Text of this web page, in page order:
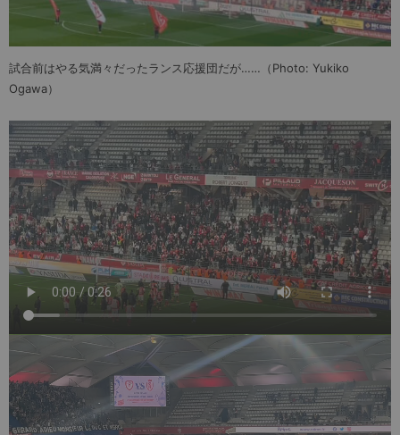
試合前はやる気満々だったランス応援団だが……（Photo: Yukiko
Ogawa）